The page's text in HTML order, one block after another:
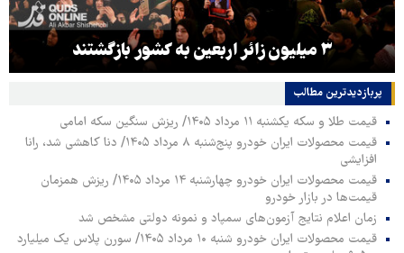
۳ میلیون زائر اربعین به کشور بازگشتند
پربازدیدترین‌ مطالب
قیمت طلا و سکه یکشنبه ۱۱ مرداد ۱۴۰۵/ ریزش سنگین سکه امامی
قیمت محصولات ایران خودرو پنج‌شنبه ۸ مرداد ۱۴۰۵/ دنا کاهشی شد، رانا
افزایشی
قیمت محصولات ایران خودرو چهارشنبه ۱۴ مرداد ۱۴۰۵/ ریزش همزمان
قیمت‌ها در بازار خودرو
زمان اعلام نتایج آزمون‌های سمپاد و نمونه دولتی مشخص شد
قیمت محصولات ایران خودرو شنبه ۱۰ مرداد ۱۴۰۵/ سورن پلاس یک میلیارد